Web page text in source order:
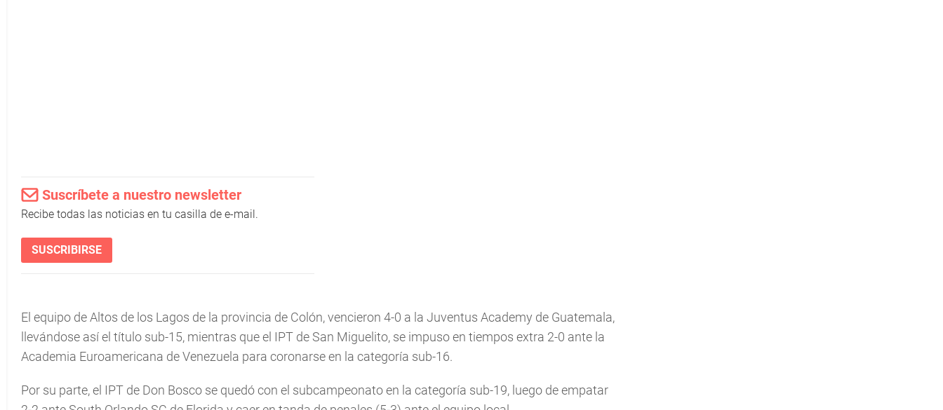
Suscríbete a nuestro newsletter
Recibe todas las noticias en tu casilla de e-mail.
SUSCRIBIRSE
El equipo de Altos de los Lagos de la provincia de Colón, vencieron 4-0 a la Juventus Academy de Guatemala,
llevándose así el título sub-15, mientras que el IPT de San Miguelito, se impuso en tiempos extra 2-0 ante la
Academia Euroamericana de Venezuela para coronarse en la categoría sub-16.
Por su parte, el IPT de Don Bosco se quedó con el subcampeonato en la categoría sub-19, luego de empatar